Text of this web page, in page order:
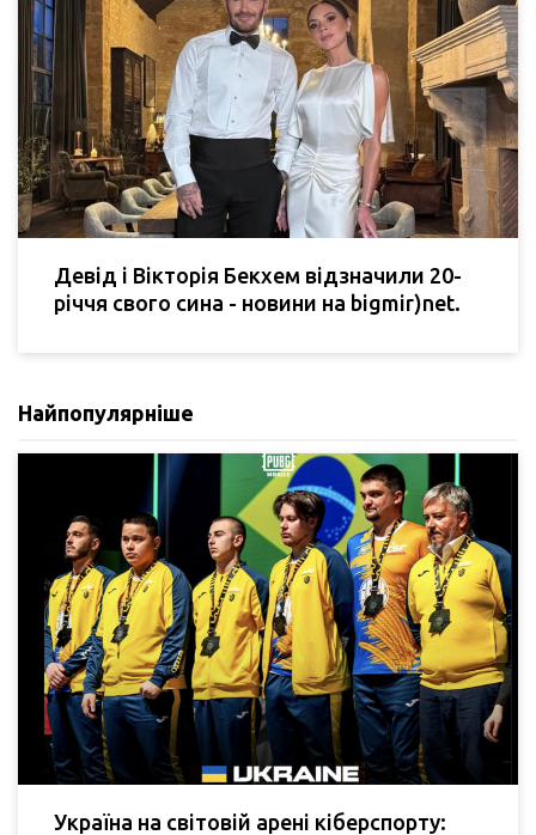
Девід і Вікторія Бекхем відзначили 20-
річчя свого сина - новини на bigmir)net.
Найпопулярніше
Україна на світовій арені кіберспорту: